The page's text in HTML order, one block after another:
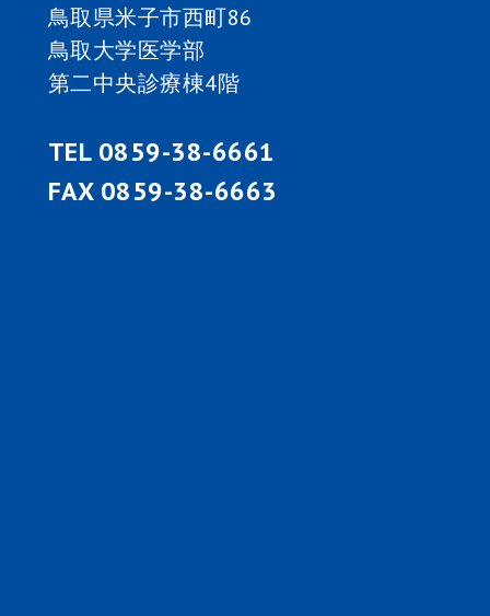
鳥取県米子市西町86
鳥取大学医学部
第二中央診療棟4階
TEL 0859-38-6661
FAX 0859-38-6663